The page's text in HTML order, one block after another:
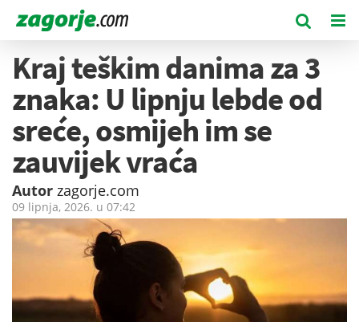
Kraj teškim danima za 3
znaka: U lipnju lebde od
sreće, osmijeh im se
zauvijek vraća
Autor zagorje.com
09 lipnja, 2026. u 07:42